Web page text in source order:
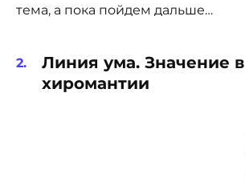
тема, а пока пойдем дальше…
Линия ума. Значение в
хиромантии